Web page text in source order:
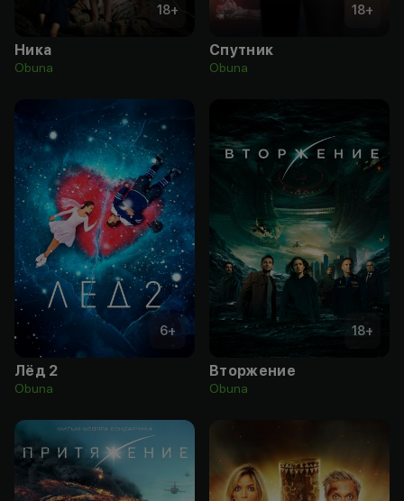
18+
Ника
Obuna
18+
Спутник
Obuna
6+
Лёд 2
Obuna
18+
Вторжение
Obuna